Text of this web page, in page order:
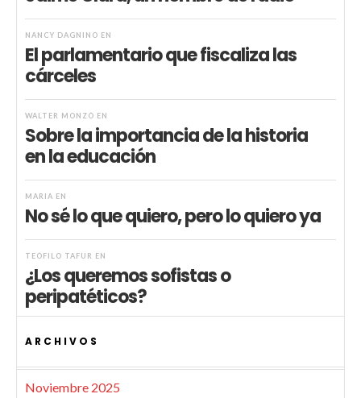
NANCY DAGNINO EN
El parlamentario que fiscaliza las
cárceles
WALTER MONZÓ EN
Sobre la importancia de la historia
en la educación
MARIA EN
No sé lo que quiero, pero lo quiero ya
TEÓFILO TAFUR EN
¿Los queremos sofistas o
peripatéticos?
ARCHIVOS
Noviembre 2025